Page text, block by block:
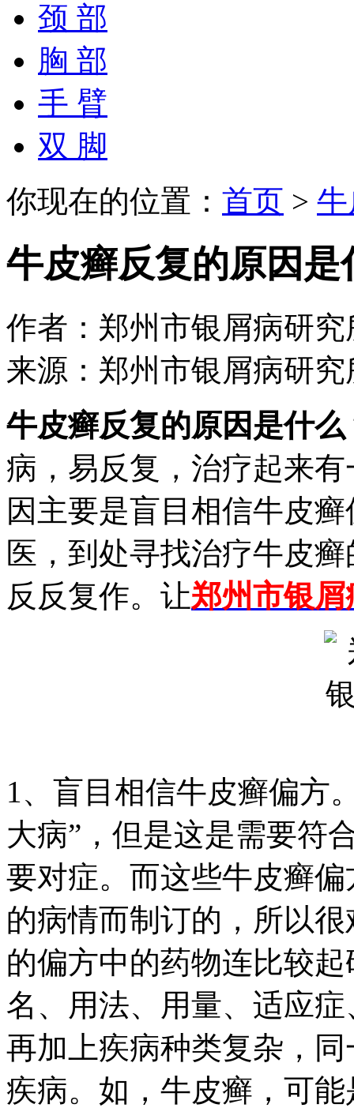
颈 部
胸 部
手 臂
双 脚
你现在的位置： 首页 >
牛皮癣反复的原因是
作者：郑州市银屑病研究
来源：郑州市银屑病研究
牛皮癣反复的原因是什么
病，易反复，治疗起来
因主要是盲目相信牛皮
医，到处寻找治疗牛皮
反反复作。让郑州市银
1、盲目相信牛皮癣偏方
大病”，但是这是需要符
要对症。而这些牛皮癣
的病情而制订的，所以
的偏方中的药物连比较
名、用法、用量、适应
再加上疾病种类复杂，
疾病。如，牛皮癣，可